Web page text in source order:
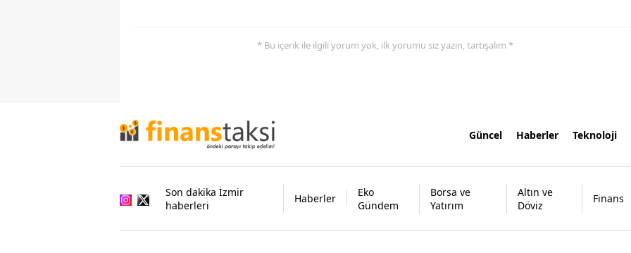
* Bu içerik ile ilgili yorum yok, ilk yorumu siz yazın, tartışalım *
Güncel Haberler Teknoloji
Son dakika İzmir
haberleri
Haberler
Eko
Gündem
Borsa ve
Yatırım
Altın ve
Döviz
Finans